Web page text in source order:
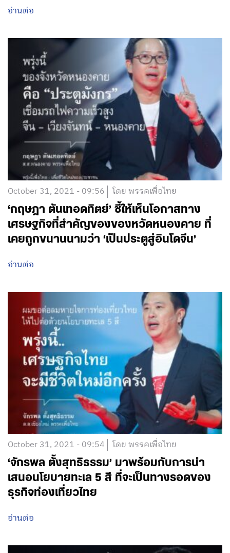
อ่านต่อ
October 31, 2021 - 09:56 โดย พรรคเพื่อไทย
‘กฤษฎา ตันเทอดทิตย์’ ชี้ให้เห็นโอกาสทาง
เศรษฐกิจที่สำคัญของของหวัดหนองคาย ที่
เคยถูกขนานนามว่า ‘เป็นประตูสู่อินโดจีน’
อ่านต่อ
October 31, 2021 - 09:54 โดย พรรคเพื่อไทย
‘จักรพล ตั้งสุทธิธรรม’ มาพร้อมกับการนำ
เสนอนโยบายทะเล 5 สี ที่จะเป็นทางรอดของ
ธุรกิจท่องเที่ยวไทย
อ่านต่อ